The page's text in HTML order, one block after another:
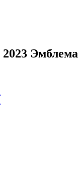
Эмблема